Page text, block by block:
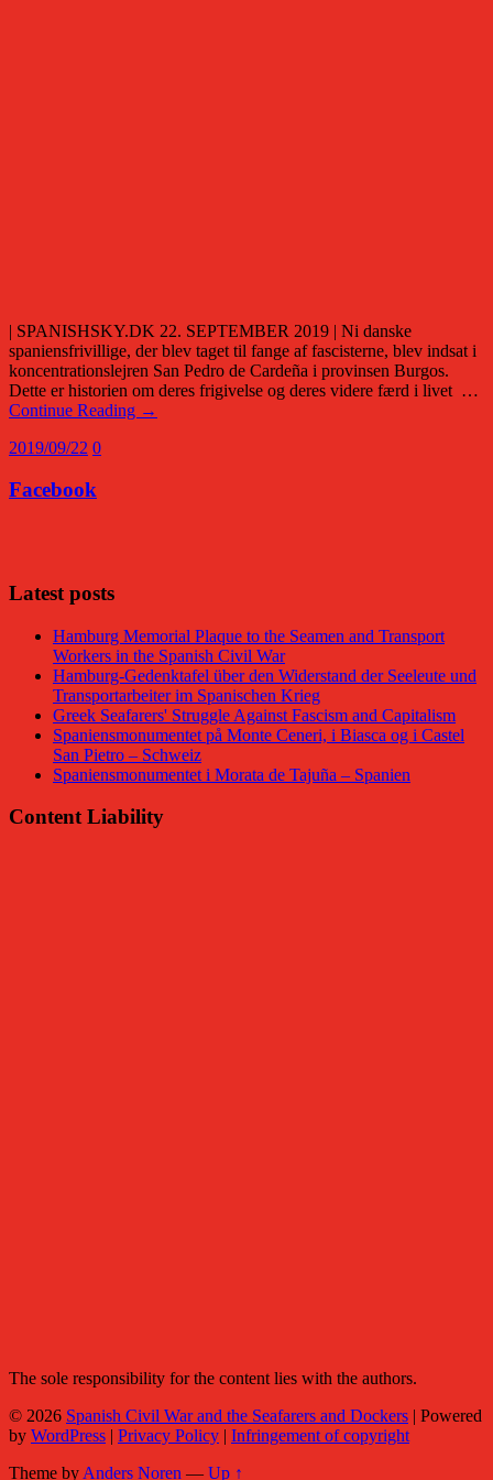
| SPANISHSKY.DK 22. SEPTEMBER 2019 | Ni danske
spaniensfrivillige, der blev taget til fange af fascisterne, blev indsat i
koncentrationslejren San Pedro de Cardeña i provinsen Burgos.
Dette er historien om deres frigivelse og deres videre færd i livet …
Continue Reading →
2019/09/22 0
Facebook
Latest posts
Hamburg Memorial Plaque to the Seamen and Transport
Workers in the Spanish Civil War
Hamburg-Gedenktafel über den Widerstand der Seeleute und
Transportarbeiter im Spanischen Krieg
Greek Seafarers' Struggle Against Fascism and Capitalism
Spaniensmonumentet på Monte Ceneri, i Biasca og i Castel
San Pietro – Schweiz
Spaniensmonumentet i Morata de Tajuña – Spanien
Content Liability
The sole responsibility for the content lies with the authors.
© 2026 Spanish Civil War and the Seafarers and Dockers | Powered
by WordPress | Privacy Policy | Infringement of copyright
Theme by Anders Noren — Up ↑